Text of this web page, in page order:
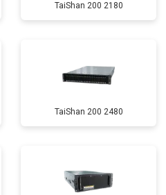
TaiShan 200 2180
TaiShan 200 2480